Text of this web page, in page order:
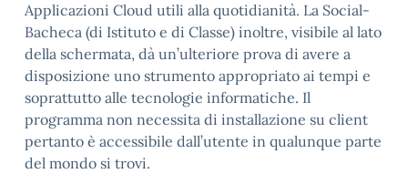
Applicazioni Cloud utili alla quotidianità. La Social-
Bacheca (di Istituto e di Classe) inoltre, visibile al lato
della schermata, dà un’ulteriore prova di avere a
disposizione uno strumento appropriato ai tempi e
soprattutto alle tecnologie informatiche. Il
programma non necessita di installazione su client
pertanto è accessibile dall’utente in qualunque parte
del mondo si trovi.